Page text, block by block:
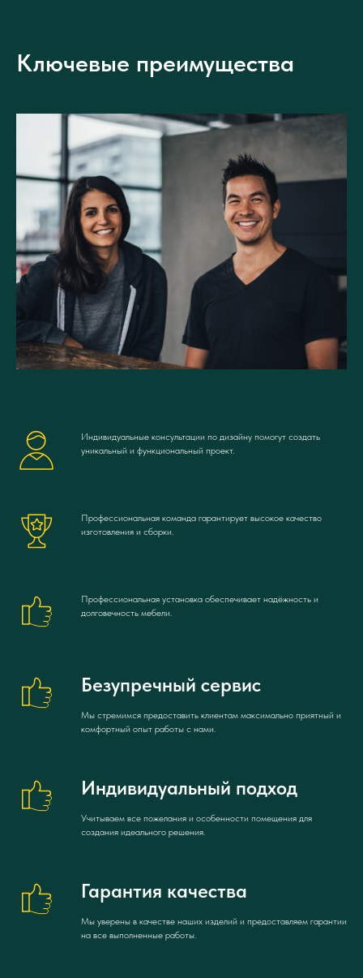
Ключевые преимущества
Индивидуальные консультации по дизайну помогут создать
уникальный и функциональный проект.
Профессиональная команда гарантирует высокое качество
изготовления и сборки.
Профессиональная установка обеспечивает надёжность и
долговечность мебели.
Безупречный сервис
Мы стремимся предоставить клиентам максимально приятный и
комфортный опыт работы с нами.
Индивидуальный подход
Учитываем все пожелания и особенности помещения для
создания идеального решения.
Гарантия качества
Мы уверены в качестве наших изделий и предоставляем гарантии
на все выполненные работы.